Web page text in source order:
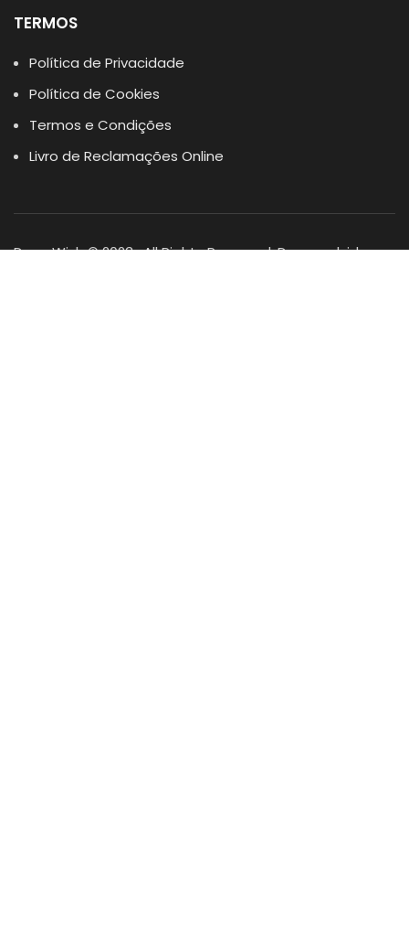
TERMOS
Política de Privacidade
Política de Cookies
Termos e Condições
Livro de Reclamações Online
Dogs Wish © 2023 . All Rights Reserved. Desenvolvido por